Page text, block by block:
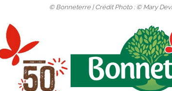
© Bonneterre | Crédit Photo : © Mary